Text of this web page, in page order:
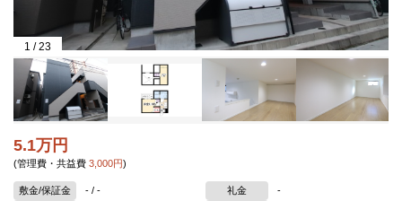
1 /23
5.1万円
(管理費・共益費 3,000円)
敷金/保証金 - / - 礼金
-